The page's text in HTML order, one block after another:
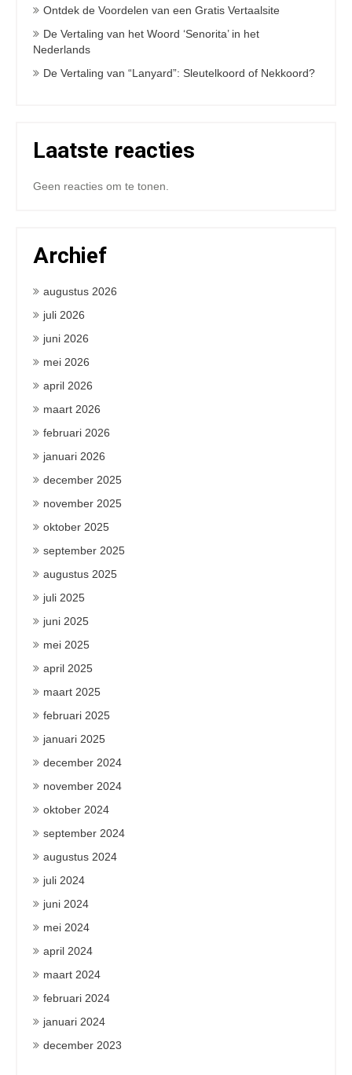
Ontdek de Voordelen van een Gratis Vertaalsite
De Vertaling van het Woord ‘Senorita’ in het
Nederlands
De Vertaling van “Lanyard”: Sleutelkoord of Nekkoord?
Laatste reacties
Geen reacties om te tonen.
Archief
augustus 2026
juli 2026
juni 2026
mei 2026
april 2026
maart 2026
februari 2026
januari 2026
december 2025
november 2025
oktober 2025
september 2025
augustus 2025
juli 2025
juni 2025
mei 2025
april 2025
maart 2025
februari 2025
januari 2025
december 2024
november 2024
oktober 2024
september 2024
augustus 2024
juli 2024
juni 2024
mei 2024
april 2024
maart 2024
februari 2024
januari 2024
december 2023